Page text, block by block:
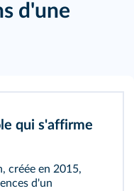
d'une
qui s'affirme
créée en 2015,
d'un